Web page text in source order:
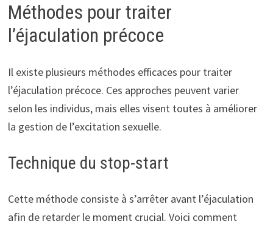
Méthodes pour traiter
l’éjaculation précoce
Il existe plusieurs méthodes efficaces pour traiter
l’éjaculation précoce. Ces approches peuvent varier
selon les individus, mais elles visent toutes à améliorer
la gestion de l’excitation sexuelle.
Technique du stop-start
Cette méthode consiste à s’arrêter avant l’éjaculation
afin de retarder le moment crucial. Voici comment